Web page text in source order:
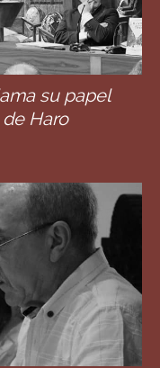
su papel
Haro